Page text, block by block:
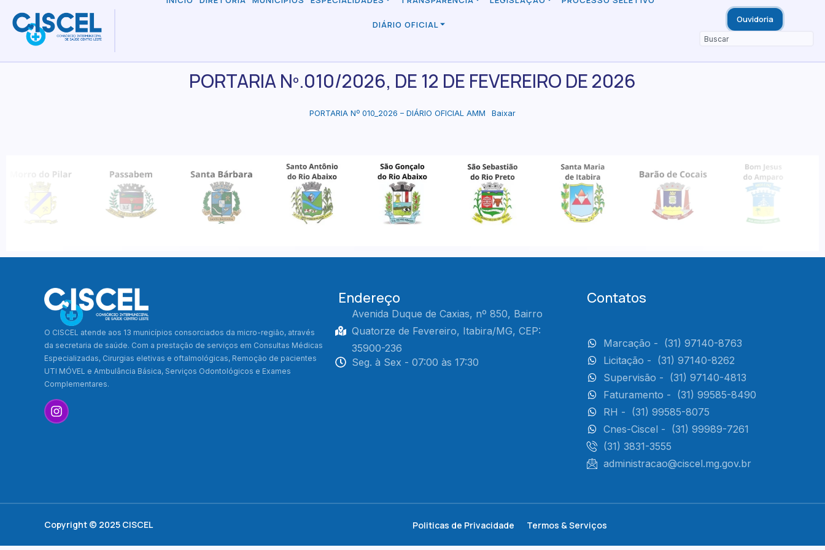
DIÁRIO OFICIAL Ouvidoria
PORTARIA Nº.010/2026, DE 12 DE FEVEREIRO DE 2026
PORTARIA Nº 010_2026 – DIÁRIO OFICIAL AMM Baixar
O CISCEL atende aos 13 municípios consorciados da micro-região, através
da secretaria de saúde. Com a prestação de serviços em Consultas Médicas
Especializadas, Cirurgias eletivas e oftalmológicas, Remoção de pacientes
UTI MÓVEL e Ambulância Básica, Serviços Odontológicos e Exames
Complementares.
Endereço
Avenida Duque de Caxias, nº 850, Bairro
Quatorze de Fevereiro, Itabira/MG, CEP:
35900-236
Seg. à Sex - 07:00 às 17:30
Contatos
Marcação - (31) 97140-8763
Licitação - (31) 97140-8262
Supervisão - (31) 97140-4813
Faturamento - (31) 99585-8490
RH - (31) 99585-8075
Cnes-Ciscel - (31) 99989-7261
(31) 3831-3555
administracao@ciscel.mg.gov.br
Copyright © 2025 CISCEL Politicas de Privacidade Termos & Serviços